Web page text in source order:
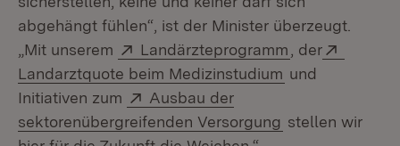
abgehängt fühlen“, ist der Minister überzeugt.
„Mit unserem
Extern:
Landärzteprogramm (Öffnet in
, der
Landarztquote beim Medizinstudium (Öffnet in
und
Initiativen zum
Extern:
Ausbau der
sektorenübergreifenden Versorgung (Öffnet in
stellen wir